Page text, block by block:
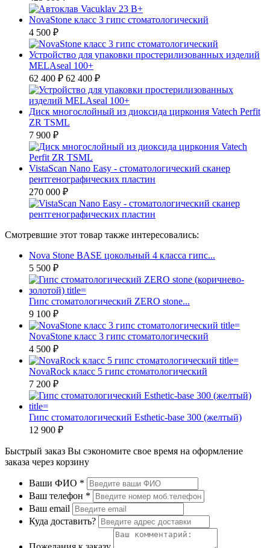
NovaStone класс 3 гипс стоматологический
4 500 ₽
Устройство для упаковки простерилизованных изделий
MELAseal 100+
62 400 ₽ 62 400 ₽
Диск многослойный из диоксида циркония Vatech Perfit
ZR TSML
7 900 ₽
VistaScan Nano Easy - стоматологический сканер
рентгенографических пластин
270 000 ₽
Смотревшие этот товар также интересовались:
Nova Stone BASE цокольный 4 класса гипс...
5 500 ₽
Гипс стоматологический ZERO stone...
9 100 ₽
NovaStone класс 3 гипс стоматологический
4 500 ₽
NovaRock класс 5 гипс стоматологический
7 200 ₽
Гипс стоматологический Esthetic-base 300 (желтый)
12 900 ₽
Быстрый заказ Вы сэкономите свое время на оформление
заказа через корзину
Ваши ФИО *
Ваш телефон *
Ваш email
Куда доставить?